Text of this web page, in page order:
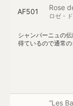
AF501 Rose
ロゼ・
シャンパーニュの
得ているので通常の
“Les